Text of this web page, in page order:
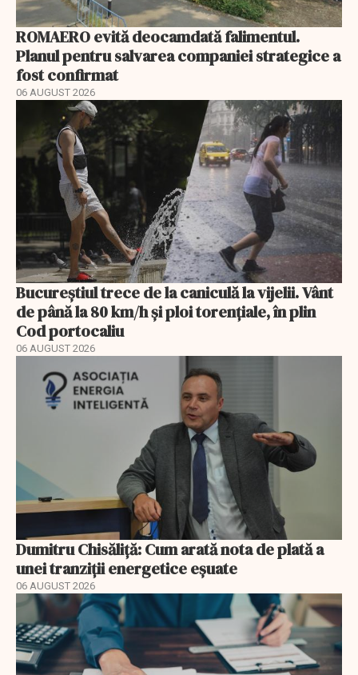
ROMAERO evită deocamdată falimentul.
Planul pentru salvarea companiei strategice a
fost confirmat
06 AUGUST 2026
Bucureștiul trece de la caniculă la vijelii. Vânt
de până la 80 km/h și ploi torențiale, în plin
Cod portocaliu
06 AUGUST 2026
Dumitru Chisăliță: Cum arată nota de plată a
unei tranziții energetice eșuate
06 AUGUST 2026